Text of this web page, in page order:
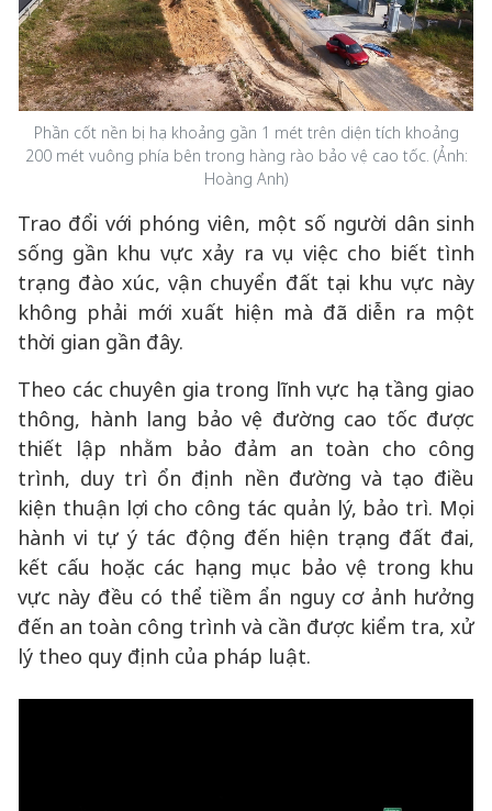
Phần cốt nền bị hạ khoảng gần 1 mét trên diện tích khoảng
200 mét vuông phía bên trong hàng rào bảo vệ cao tốc. (Ảnh:
Hoàng Anh)
Trao đổi với phóng viên, một số người dân sinh
sống gần khu vực xảy ra vụ việc cho biết tình
trạng đào xúc, vận chuyển đất tại khu vực này
không phải mới xuất hiện mà đã diễn ra một
thời gian gần đây.
Theo các chuyên gia trong lĩnh vực hạ tầng giao
thông, hành lang bảo vệ đường cao tốc được
thiết lập nhằm bảo đảm an toàn cho công
trình, duy trì ổn định nền đường và tạo điều
kiện thuận lợi cho công tác quản lý, bảo trì. Mọi
hành vi tự ý tác động đến hiện trạng đất đai,
kết cấu hoặc các hạng mục bảo vệ trong khu
vực này đều có thể tiềm ẩn nguy cơ ảnh hưởng
đến an toàn công trình và cần được kiểm tra, xử
lý theo quy định của pháp luật.